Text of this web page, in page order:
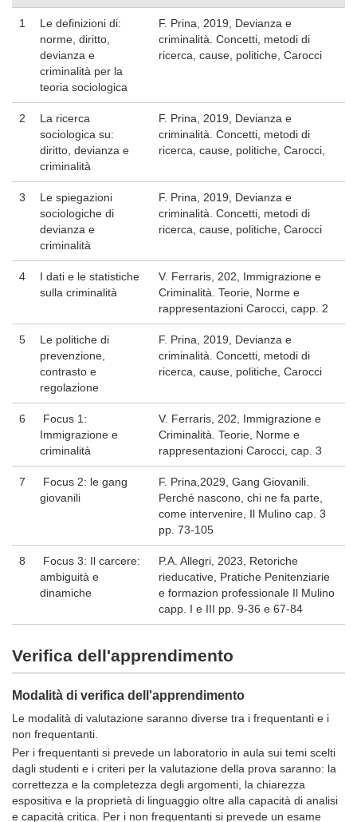
1
Le definizioni di:
norme, diritto,
devianza e
criminalità per la
teoria sociologica
F. Prina, 2019, Devianza e
criminalità. Concetti, metodi di
ricerca, cause, politiche, Carocci
2
La ricerca
sociologica su:
diritto, devianza e
criminalità
F. Prina, 2019, Devianza e
criminalità. Concetti, metodi di
ricerca, cause, politiche, Carocci,
3
Le spiegazioni
sociologiche di
devianza e
criminalità
F. Prina, 2019, Devianza e
criminalità. Concetti, metodi di
ricerca, cause, politiche, Carocci
4
I dati e le statistiche
sulla criminalità
V. Ferraris, 202, Immigrazione e
Criminalità. Teorie, Norme e
rappresentazioni Carocci, capp. 2
5
Le politiche di
prevenzione,
contrasto e
regolazione
F. Prina, 2019, Devianza e
criminalità. Concetti, metodi di
ricerca, cause, politiche, Carocci
6
Focus 1:
Immigrazione e
criminalità
V. Ferraris, 202, Immigrazione e
Criminalità. Teorie, Norme e
rappresentazioni Carocci, cap. 3
7
Focus 2: le gang
giovanili
F. Prina,2029, Gang Giovanili.
Perché nascono, chi ne fa parte,
come intervenire, Il Mulino cap. 3
pp. 73-105
8
Focus 3: Il carcere:
ambiguità e
dinamiche
P.A. Allegri, 2023, Retoriche
rieducative, Pratiche Penitenziarie
e formazion professionale Il Mulino
capp. I e III pp. 9-36 e 67-84
Verifica dell'apprendimento
Modalità di verifica dell'apprendimento
Le modalità di valutazione saranno diverse tra i frequentanti e i
non frequentanti.
Per i frequentanti si prevede un laboratorio in aula sui temi scelti
dagli studenti e i criteri per la valutazione della prova saranno: la
correttezza e la completezza degli argomenti, la chiarezza
espositiva e la proprietà di linguaggio oltre alla capacità di analisi
e capacità critica. Per i non frequentanti si prevede un esame